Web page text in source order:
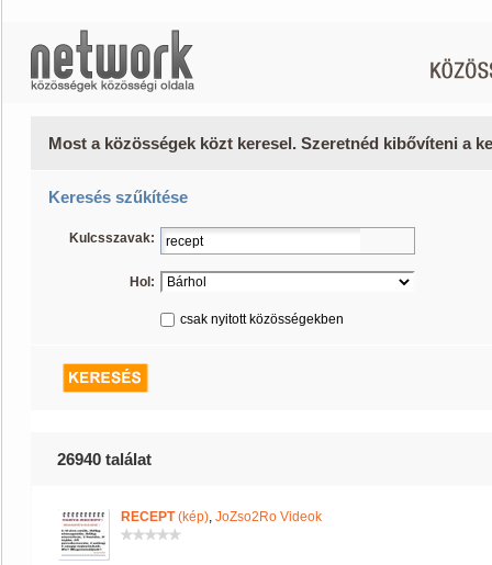
Most a közösségek közt keresel. Szeretnéd kibővíteni a
Keresés szűkítése
Kulcsszavak:
Hol:
csak nyitott közösségekben
26940 találat
RECEPT(kép), JoZso2Ro Videok